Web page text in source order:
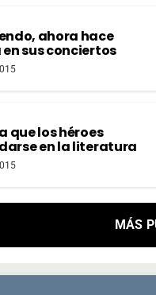
ahora hace
sus conciertos
que los héroes
en la literatura
MÁS